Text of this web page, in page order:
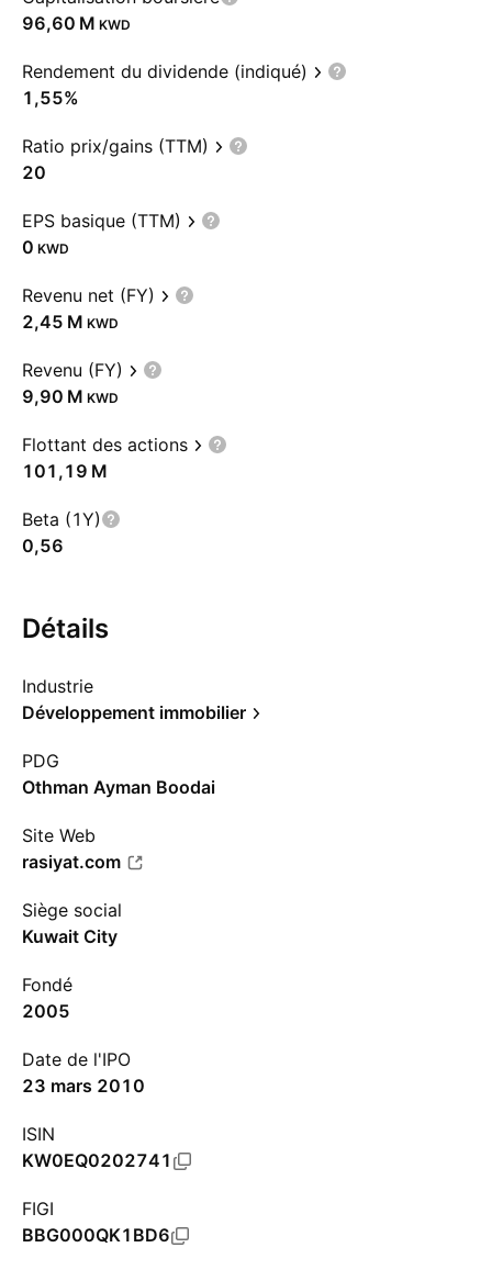
‪96,60 M‬ KWD
Rendement du dividende (indiqué)
1,55%
Ratio prix/gains (TTM)
20
EPS basique (TTM)
0 KWD
Revenu net (FY)
‪2,45 M‬ KWD
Revenu (FY)
‪9,90 M‬ KWD
Flottant des actions
‪101,19 M‬
Beta (1Y)
0,56
Détails
Industrie
Développement immobilier
PDG
Othman Ayman Boodai
Site Web
rasiyat.com
Siège social
Kuwait City
Fondé
2005
Date de l'IPO
23 mars 2010
ISIN
KW0EQ0202741
FIGI
BBG000QK1BD6